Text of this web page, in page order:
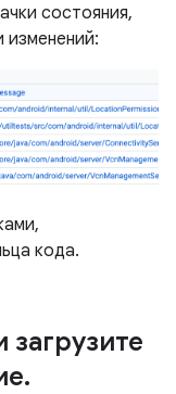
состояния,
изменений:
кода.
загрузите
.